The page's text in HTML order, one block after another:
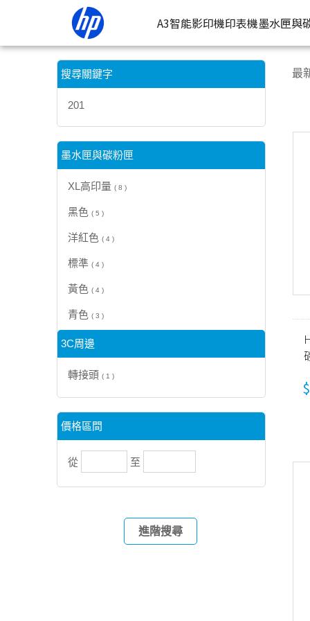
【201】搜尋結果 | HP® 惠普台灣原廠購物網
A3智能影印機印表機
連續噴
墨水匣與
墨
搜尋關鍵字
201
墨水匣與碳粉匣
XL高印量 ( 8 )
黑色 ( 5 )
洋紅色 ( 4 )
標準 ( 4 )
黃色 ( 4 )
青色 ( 3 )
3C周邊
轉接頭 ( 1 )
價格區間
從 至
進階搜尋
最